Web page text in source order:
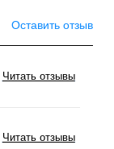
Оставить отзыв
Читать отзывы
Читать отзывы